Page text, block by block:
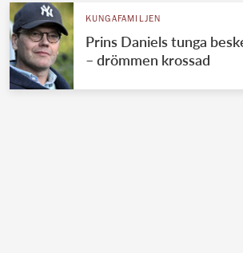
KUNGAFAMILJEN
Prins Daniels tunga
– drömmen krossad